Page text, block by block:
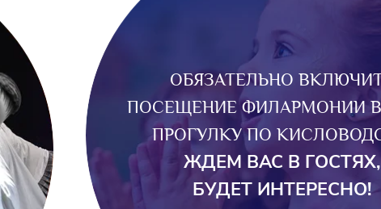
ОБЯЗАТЕЛЬНО
ПОСЕЩЕНИЕ ФИЛАРМОНИИ
ПРОГУЛКУ ПО
ЖДЕМ ВАС В ГОСТЯХ,
БУДЕТ ИНТЕРЕСНО!